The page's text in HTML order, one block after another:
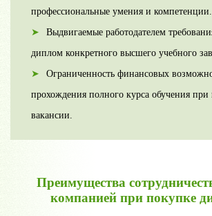
профессиональные умения и компетенции.
Выдвигаемые работодателем
диплом конкретного высшего учебного
Ограниченность финансовых
прохождения полного курса обучения
вакансии.
Преимущества
компанией при покупке